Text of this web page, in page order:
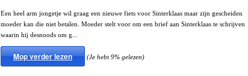
Een heel arm jongetje wil graag een nieuwe fiets voor Sinterklaas maar zijn gescheiden
moeder kan die niet betalen. Moeder stelt voor om een brief aan Sinterklaas te schrijven
waarin hij desnoods om g...
Mop verder lezen (Je hebt 9% gelezen)